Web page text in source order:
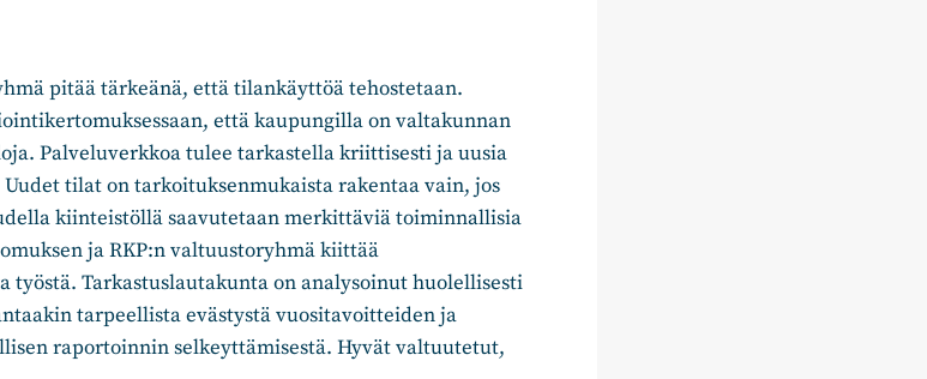
pitää tärkeänä, että tilankäyttöä tehostetaan.
että kaupungilla on valtakunnan
Palveluverkkoa tulee tarkastella kriittisesti ja uusia
tilat on tarkoituksenmukaista rakentaa vain, jos
kiinteistöllä saavutetaan merkittäviä toiminnallisia
ja RKP:n valtuustoryhmä kiittää
työstä. Tarkastuslautakunta on analysoinut huolellisesti
tarpeellista evästystä vuositavoitteiden ja
raportoinnin selkeyttämisestä. Hyvät valtuutetut,